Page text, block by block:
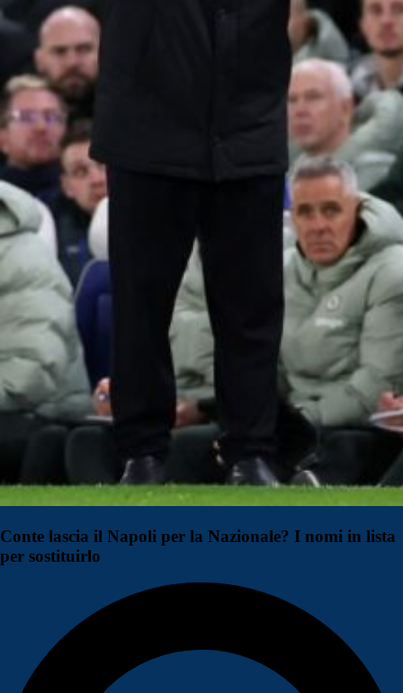
Conte lascia il Napoli per la Nazionale? I nomi in lista
per sostituirlo